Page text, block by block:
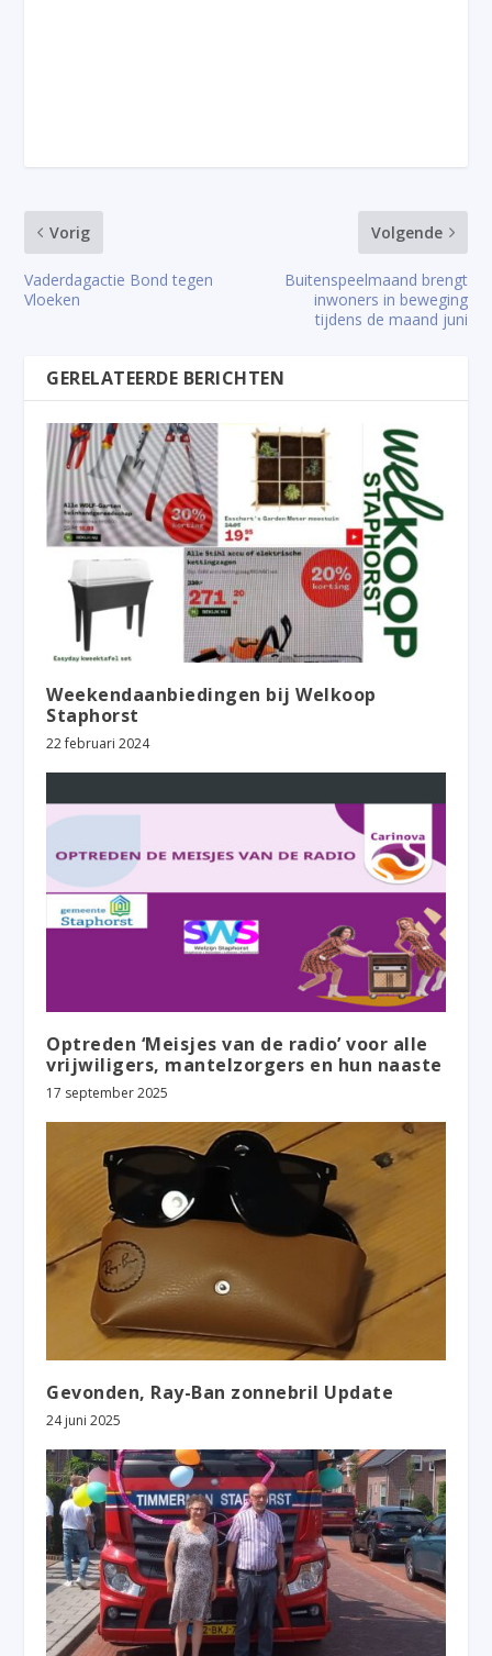
Vorig
Vaderdagactie Bond tegen
Vloeken
Volgende
Buitenspeelmaand brengt
inwoners in beweging
tijdens de maand juni
GERELATEERDE BERICHTEN
Weekendaanbiedingen bij Welkoop
Staphorst
22 februari 2024
Optreden ‘Meisjes van de radio’ voor alle
vrijwiligers, mantelzorgers en hun naaste
17 september 2025
Gevonden, Ray-Ban zonnebril Update
24 juni 2025